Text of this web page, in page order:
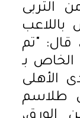
التُربى
قال: "تم
بـ
الأهلى
طلاسم